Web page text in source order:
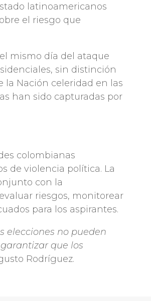
latinoamericanos
el riesgo que
mismo día del ataque
sin distinción
la Nación celeridad en las
han sido capturadas por
colombianas
de violencia política. La
con la
riesgos, monitorear
para los aspirantes.
elecciones no pueden
que los
Rodríguez.